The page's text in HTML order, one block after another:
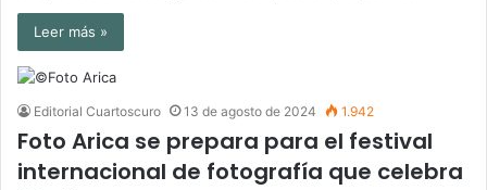
Leer más »
Editorial Cuartoscuro 13 de agosto de 2024 1.942
Foto Arica se prepara para el festival
internacional de fotografía que celebra